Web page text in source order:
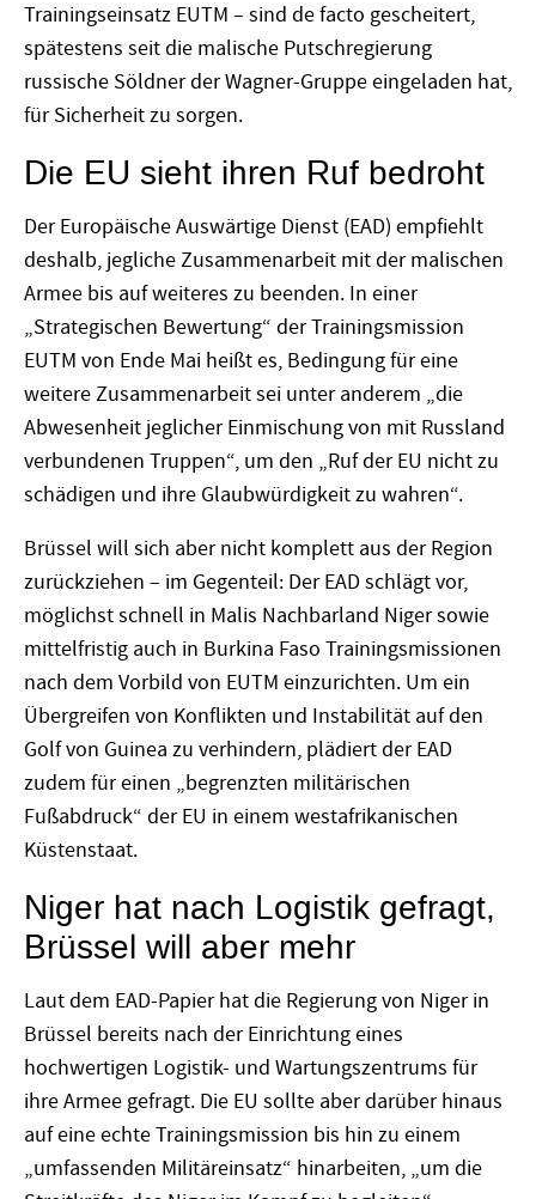
Trainingseinsatz EUTM – sind de facto gescheitert,
spätestens seit die malische Putschregierung
russische Söldner der Wagner-Gruppe eingeladen hat,
für Sicherheit zu sorgen.
Die EU sieht ihren Ruf bedroht
Der Europäische Auswärtige Dienst (EAD) empfiehlt
deshalb, jegliche Zusammenarbeit mit der malischen
Armee bis auf weiteres zu beenden. In einer
„Strategischen Bewertung“ der Trainingsmission
EUTM von Ende Mai heißt es, Bedingung für eine
weitere Zusammenarbeit sei unter anderem „die
Abwesenheit jeglicher Einmischung von mit Russland
verbundenen Truppen“, um den „Ruf der EU nicht zu
schädigen und ihre Glaubwürdigkeit zu wahren“.
Brüssel will sich aber nicht komplett aus der Region
zurückziehen – im Gegenteil: Der EAD schlägt vor,
möglichst schnell in Malis Nachbarland Niger sowie
mittelfristig auch in Burkina Faso Trainingsmissionen
nach dem Vorbild von EUTM einzurichten. Um ein
Übergreifen von Konflikten und Instabilität auf den
Golf von Guinea zu verhindern, plädiert der EAD
zudem für einen „begrenzten militärischen
Fußabdruck“ der EU in einem westafrikanischen
Küstenstaat.
Niger hat nach Logistik gefragt,
Brüssel will aber mehr
Laut dem EAD-Papier hat die Regierung von Niger in
Brüssel bereits nach der Einrichtung eines
hochwertigen Logistik- und Wartungszentrums für
ihre Armee gefragt. Die EU sollte aber darüber hinaus
auf eine echte Trainingsmission bis hin zu einem
„umfassenden Militäreinsatz“ hinarbeiten, „um die